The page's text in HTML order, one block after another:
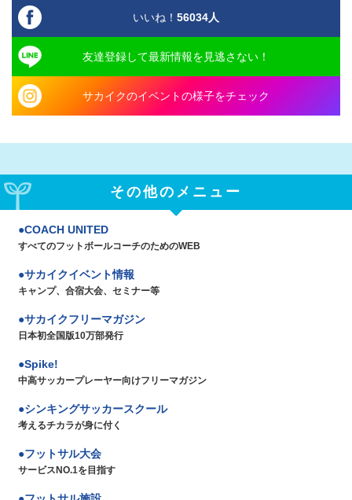
いいね！ 56034人
友達登録して最新情報を見逃さない！
サカイクのイベントの様子をチェック
その他のメニュー
COACH UNITED
すべてのフットボールコーチのためのWEB
サカイクイベント情報
キャンプ、合宿大会、セミナー等
サカイクフリーマガジン
日本初全国版10万部発行
Spike!
中高サッカープレーヤー向けフリーマガジン
シンキングサッカースクール
考えるチカラが身に付く
フットサル大会
サービスNO.1を目指す